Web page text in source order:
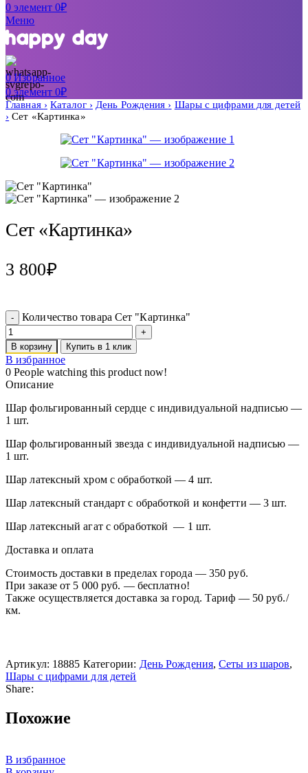
0элемент 0₽
Меню
0Избранное
0элемент 0₽
Главная Каталог День Рождения
Шары с цифрами для детей
Сет «Картинка»
Сет «Картинка»
3 800₽
Количество товара Сет "Картинка"
В корзину Купить в 1 клик
В избранное
0 People watching this product now!
Описание
Шар фольгированный сердце с индивидуальной надписью —
1 шт.
Шар фольгированный звезда с индивидуальной надписью —
1 шт.
Шар латексный хром с обработкой — 4 шт.
Шар латексный стандарт с обработкой и конфетти — 3 шт.
Шар латексный агат с обработкой — 1 шт.
Доставка и оплата
Стоимость доставки в пределах города — 350 руб.
При заказе от 5 000 руб. — бесплатно!
Также осуществляется доставка за город. Тариф — 50 руб./
км.
Артикул: 18885 Категории: День Рождения, Сеты из шаров,
Шары с цифрами для детей
Share:
Похожие
В избранное